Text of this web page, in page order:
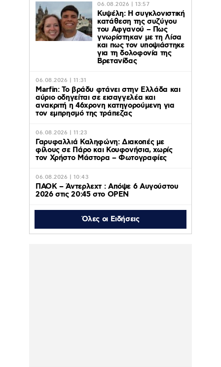
06.08.2026 | 13:57
Κυψέλη: Η συγκλονιστική
κατάθεση της συζύγου
του Αφγανού – Πως
γνωρίστηκαν με τη Λίσα
και πως τον υποψιάστηκε
για τη δολοφονία της
Βρετανίδας
06.08.2026 | 11:31
Marfin: Το βράδυ φτάνει στην Ελλάδα και
αύριο οδηγείται σε εισαγγελέα και
ανακριτή η 46χρονη κατηγορούμενη για
τον εμπρησμό της τράπεζας
06.08.2026 | 11:23
Γαρυφαλλιά Καληφώνη: Διακοπές με
φίλους σε Πάρο και Κουφονήσια, χωρίς
τον Χρήστο Μάστορα – Φωτογραφίες
06.08.2026 | 10:43
ΠΑΟΚ – Άντερλεχτ : Απόψε 6 Αυγούστου
2026 στις 20:45 στο ΟΡΕΝ
Όλες οι Ειδήσεις